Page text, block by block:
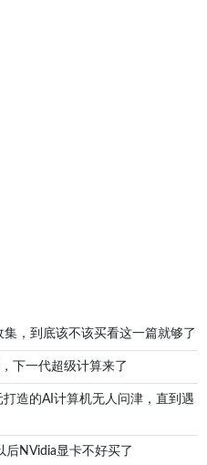
，到底该不该买看这一篇就够了
下一代超级计算来了
造的AI计算机无人问津，直到遇
后NVidia显卡不好买了